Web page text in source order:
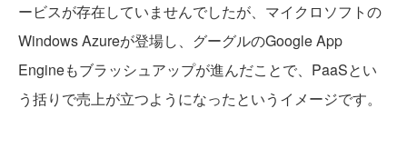
ービスが存在していませんでしたが、マイクロソフトの
Windows Azureが登場し、グーグルのGoogle App
Engineもブラッシュアップが進んだことで、PaaSとい
う括りで売上が立つようになったというイメージです。